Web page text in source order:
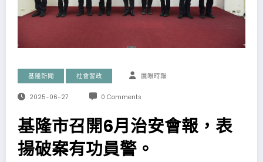
基隆新聞 社會警政 鷹眼時報
2025-06-27 0 Comments
基隆市召開6月治安會報，表
揚破案有功員警。